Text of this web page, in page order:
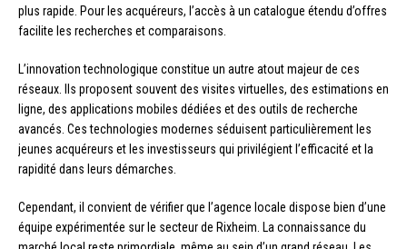
plus rapide. Pour les acquéreurs, l’accès à un catalogue étendu d’offres
facilite les recherches et comparaisons.
L’innovation technologique constitue un autre atout majeur de ces
réseaux. Ils proposent souvent des visites virtuelles, des estimations en
ligne, des applications mobiles dédiées et des outils de recherche
avancés. Ces technologies modernes séduisent particulièrement les
jeunes acquéreurs et les investisseurs qui privilégient l’efficacité et la
rapidité dans leurs démarches.
Cependant, il convient de vérifier que l’agence locale dispose bien d’une
équipe expérimentée sur le secteur de Rixheim. La connaissance du